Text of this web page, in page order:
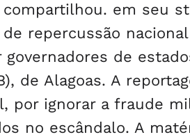
em seu
repercussão
de
de Alagoas. A
por ignorar a fraude
no escândalo. A